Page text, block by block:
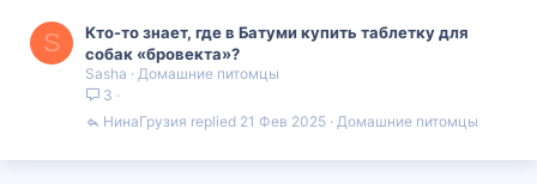
S
Кто-то знает, где в Батуми купить таблетку для
собак «бровекта»?
Sasha
Домашние питомцы
3
Домашние питомцы
21 Фев 2025
НинаГрузия